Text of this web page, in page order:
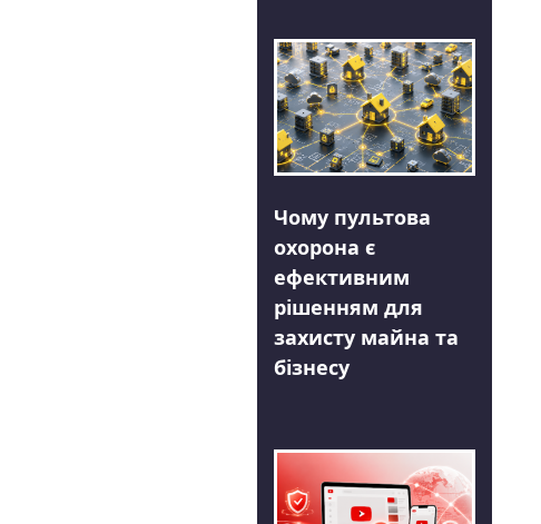
Чому пультова
охорона є
ефективним
рішенням для
захисту майна та
бізнесу